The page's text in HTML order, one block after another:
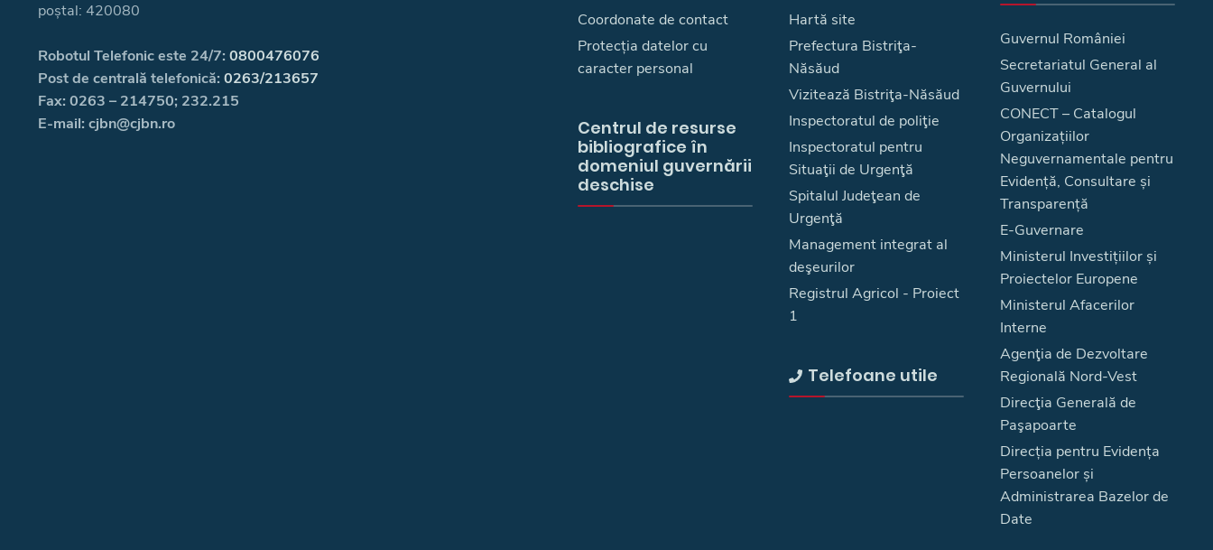
poștal: 420080
Robotul Telefonic este 24/7: 0800476076
Post de centrală telefonică: 0263/213657
Fax: 0263 – 214750; 232.215
E-mail: cjbn@cjbn.ro
Coordonate de contact
Protecția datelor cu
caracter personal
Centrul de resurse
bibliografice în
domeniul guvernării
deschise
Hartă site
Prefectura Bistriţa-
Năsăud
Vizitează Bistriţa-Năsăud
Inspectoratul de poliţie
Inspectoratul pentru
Situaţii de Urgenţă
Spitalul Judeţean de
Urgenţă
Management integrat al
deşeurilor
Registrul Agricol - Proiect
1
Telefoane utile
Guvernul României
Secretariatul General al
Guvernului
CONECT – Catalogul
Organizațiilor
Neguvernamentale pentru
Evidență, Consultare și
Transparență
E-Guvernare
Ministerul Investițiilor și
Proiectelor Europene
Ministerul Afacerilor
Interne
Agenţia de Dezvoltare
Regională Nord-Vest
Direcţia Generală de
Paşapoarte
Direcția pentru Evidența
Persoanelor și
Administrarea Bazelor de
Date